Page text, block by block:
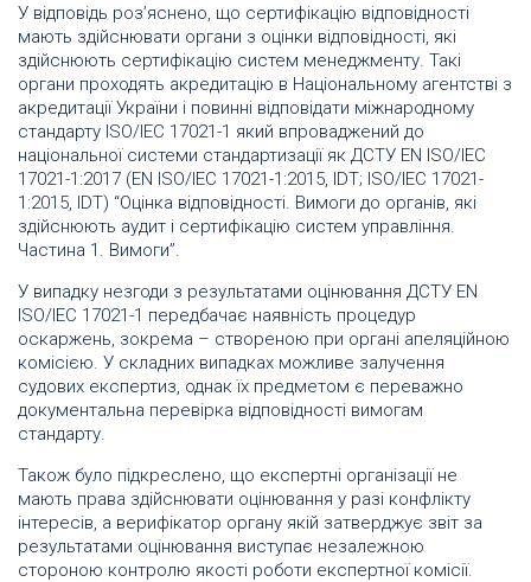
У відповідь роз’яснено, що сертифікацію відповідності
мають здійснювати органи з оцінки відповідності, які
здійснюють сертифікацію систем менеджменту. Такі
органи проходять акредитацію в Національному агентстві з
акредитації України і повинні відповідати міжнародному
стандарту ISO/IEC 17021-1 який впроваджений до
національної системи стандартизації як ДСТУ EN ISO/IEC
17021-1:2017 (EN ISO/IEC 17021-1:2015, IDT; ISO/IEC 17021-
1:2015, IDT) “Оцінка відповідності. Вимоги до органів, які
здійснюють аудит і сертифікацію систем управління.
Частина 1. Вимоги”.
У випадку незгоди з результатами оцінювання ДСТУ EN
ISO/IEC 17021-1 передбачає наявність процедур
оскаржень, зокрема – створеною при органі апеляційною
комісією. У складних випадках можливе залучення
судових експертиз, однак їх предметом є переважно
документальна перевірка відповідності вимогам
стандарту.
Також було підкреслено, що експертні організації не
мають права здійснювати оцінювання у разі конфлікту
інтересів, а верифікатор органу якій затверджує звіт за
результатами оцінювання виступає незалежною
стороною контролю якості роботи експертної комісії.